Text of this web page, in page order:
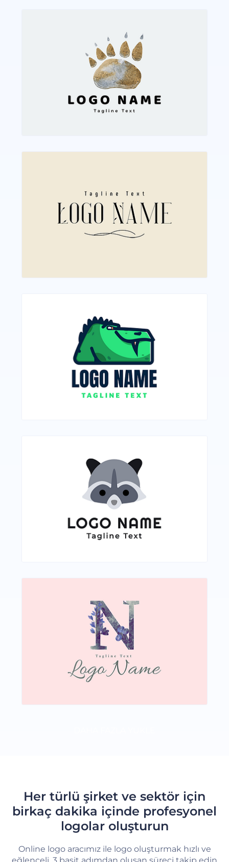
Her türlü şirket ve sektör için
birkaç dakika içinde profesyonel
logolar oluşturun
Online logo aracımız ile logo oluşturmak hızlı ve
eğlenceli. 3 basit adımdan oluşan süreci takip edin